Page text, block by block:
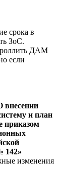
срока в
ЗоС.
ДАМ
если
внесении
и план
приказом
142»
изменения